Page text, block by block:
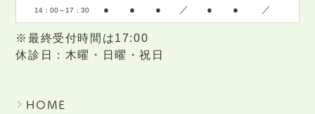
14：00～17：30 ● ● ● ／ ● ● ／
※最終受付時間は17:00
休診日：木曜・日曜・祝日
HOME